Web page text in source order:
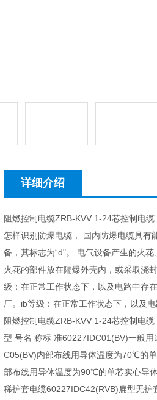
详细介绍
阻燃控制电缆ZRB-KVV 1-24芯控制电缆
怎样识别防爆电缆， 国内防爆电缆具有
备，其标志为“d"。 电气设备产生的火
火花的部件放在隔爆外壳内，或采取浇
级：在正常工作状态下，以及电路中存
厂。ib等级：在正常工作状态下，以及
阻燃控制电缆ZRB-KVV 1-24芯控制电缆
型 号名 称标 准60227IDC01(BV)一般
C05(BV)内部布线用导体温度为70℃的
部布线用导体温度为90℃的单芯实心导
稀护套电缆60227IDC42(RVB)扁型无